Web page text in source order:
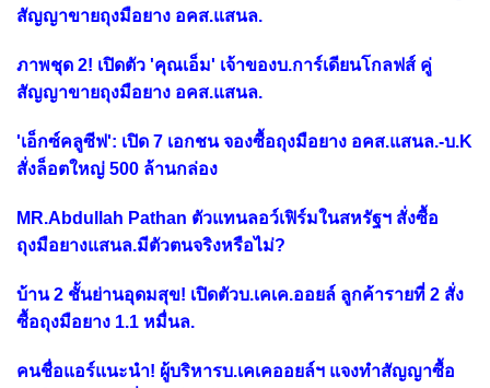
สัญญาขายถุงมือยาง อคส.แสนล.
ภาพชุด 2! เปิดตัว 'คุณเอ็ม' เจ้าของบ.การ์เดียนโกลฟส์ คู่
สัญญาขายถุงมือยาง อคส.แสนล.
'เอ็กซ์คลูซีฟ': เปิด 7 เอกชน จองซื้อถุงมือยาง อคส.แสนล.-บ.K
สั่งล็อตใหญ่ 500 ล้านกล่อง
MR.Abdullah Pathan ตัวแทนลอว์เฟิร์มในสหรัฐฯ สั่งซื้อ
ถุงมือยางแสนล.มีตัวตนจริงหรือไม่?
บ้าน 2 ชั้นย่านอุดมสุข! เปิดตัวบ.เคเค.ออยล์ ลูกค้ารายที่ 2 สั่ง
ซื้อถุงมือยาง 1.1 หมื่นล.
คนชื่อแอร์แนะนำ! ผู้บริหารบ.เคเคออยล์ฯ แจงทำสัญญาซื้อ